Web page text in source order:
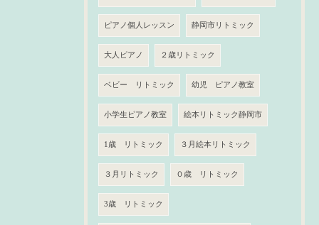
ピアノ個人レッスン 静岡市リトミック
大人ピアノ ２歳リトミック
ベビー リトミック 幼児 ピアノ教室
小学生ピアノ教室 絵本リトミック静岡市
1歳 リトミック ３月絵本リトミック
３月リトミック ０歳 リトミック
3歳 リトミック